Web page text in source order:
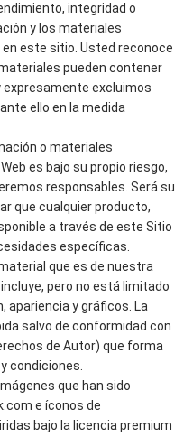
integridad o
y los materiales
este sitio. Usted reconoce
pueden contener
excluimos
ello en la medida
o materiales
es bajo su propio riesgo,
responsables. Será su
que cualquier producto,
a través de este Sitio
específicas.
que es de nuestra
pero no está limitado
apariencia y gráficos. La
salvo de conformidad con
de Autor) que forma
condiciones.
que han sido
e íconos de
bajo la licencia premium